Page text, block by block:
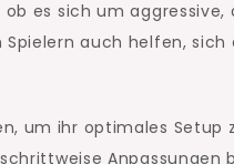
es sich um
auch helfen,
um ihr optimales Setup
Anpassungen